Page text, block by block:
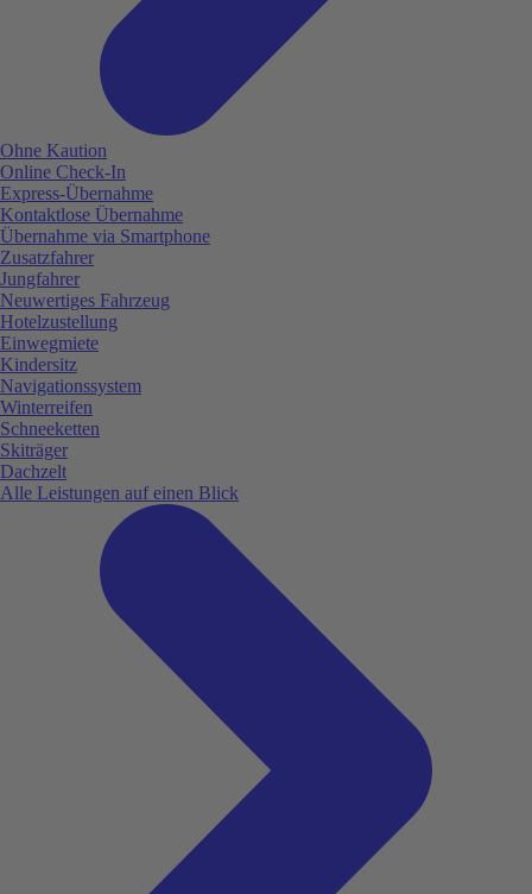
Ohne Kaution
Online Check-In
Express-Übernahme
Kontaktlose Übernahme
Übernahme via Smartphone
Zusatzfahrer
Jungfahrer
Neuwertiges Fahrzeug
Hotelzustellung
Einwegmiete
Kindersitz
Navigationssystem
Winterreifen
Schneeketten
Skiträger
Dachzelt
Alle Leistungen auf einen Blick